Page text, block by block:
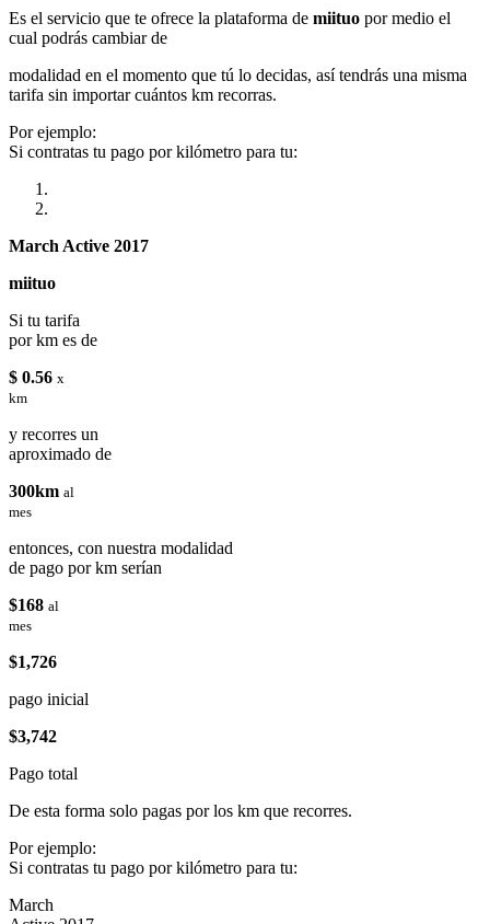
Es el servicio que te ofrece la plataforma de miituo por medio el
cual podrás cambiar de
modalidad en el momento que tú lo decidas, así tendrás una misma
tarifa sin importar cuántos km recorras.
Por ejemplo:
Si contratas tu pago por kilómetro para tu:
March Active 2017
miituo
Si tu tarifa
por km es de
$ 0.56 x
km
y recorres un
aproximado de
300km al
mes
entonces, con nuestra modalidad
de pago por km serían
$168 al
mes
$1,726
pago inicial
$3,742
Pago total
De esta forma solo pagas por los km que recorres.
Por ejemplo:
Si contratas tu pago por kilómetro para tu:
March